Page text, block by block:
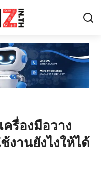
ครื่องมือวาง
งานยังไงให้ได้